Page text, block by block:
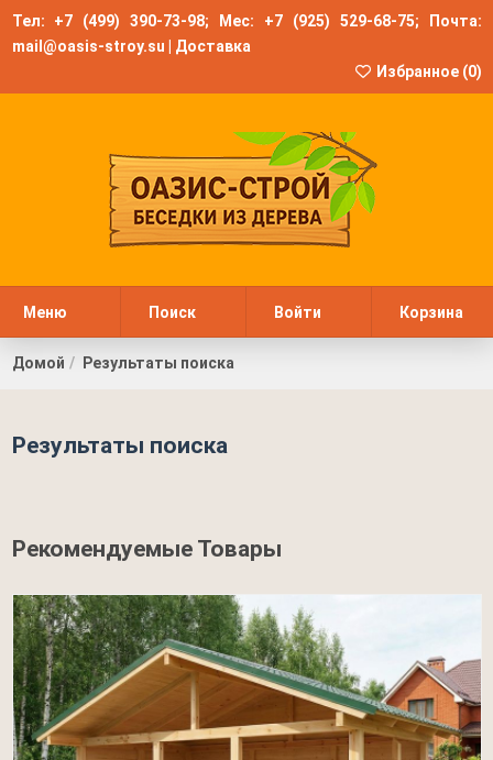
Тел: +7 (499) 390-73-98; Мес: +7 (925) 529-68-75; Почта:
mail@oasis-stroy.su
Доставка
Избранное (0)
Меню Поиск Войти Корзина
Домой Результаты поиска
Результаты поиска
Рекомендуемые Товары